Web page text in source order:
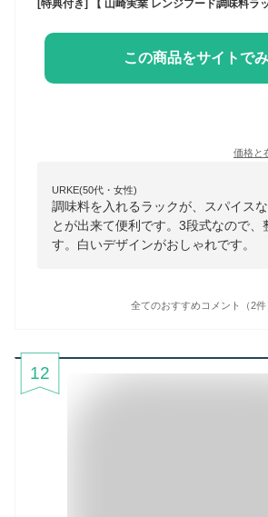
この商品をサイトで
価格と
URKE(50代・女性)
調味料を入れるラックが、スパイス
とが出来て便利です。3段式なので、
す。白いデザインがおしゃれです。
全てのおすすめコメント（2件
12